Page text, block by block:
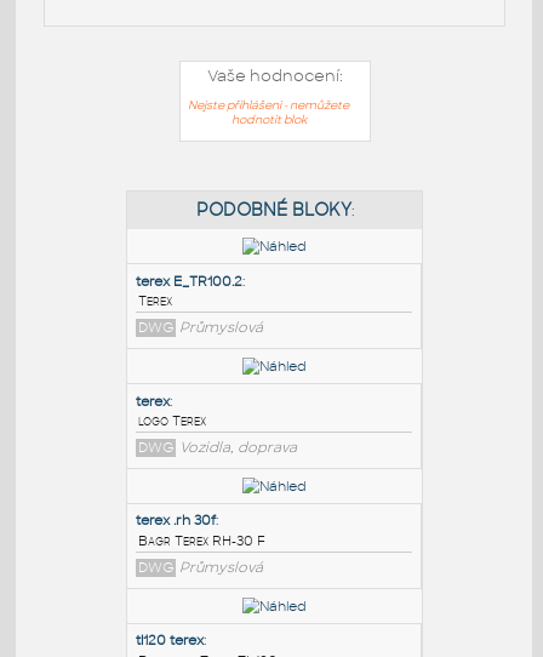
Vaše hodnocení:
Nejste přihlášeni - nemůžete
hodnotit blok
PODOBNÉ BLOKY
terex E_TR100.2:
DWG Průmyslová
logo Terex